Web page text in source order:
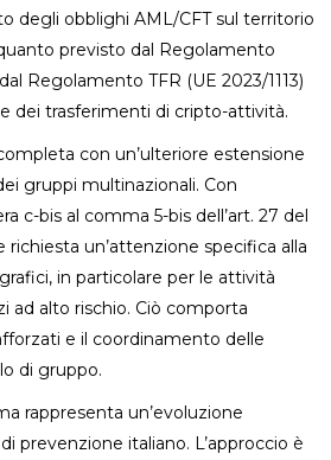
degli obblighi AML/CFT sul territorio
previsto dal Regolamento
Regolamento TFR (UE 2023/1113)
dei trasferimenti di cripto-attività.
con un’ulteriore estensione
gruppi multinazionali. Con
c-bis al comma 5-bis dell’art. 27 del
richiesta un’attenzione specifica alla
in particolare per le attività
ad alto rischio. Ciò comporta
e il coordinamento delle
di gruppo.
rappresenta un’evoluzione
prevenzione italiano. L’approccio è